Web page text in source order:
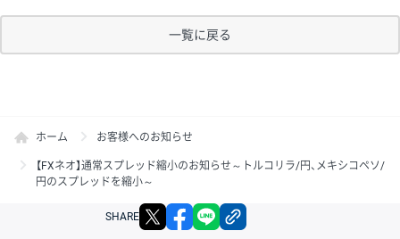
一覧に戻る
ホーム お客様へのお知らせ
【FXネオ】通常スプレッド縮小のお知らせ～トルコリラ/円、メキシコペソ/
円のスプレッドを縮小～
SHARE X facebook